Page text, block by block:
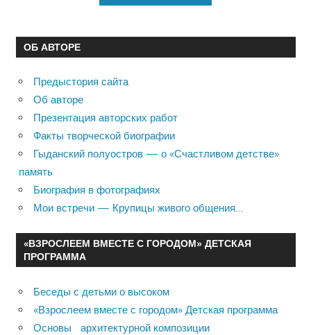
ОБ АВТОРЕ
Предыстория сайта
Об авторе
Презентация авторских работ
Факты творческой биографии
Гыданский полуостров — о «Счастливом детстве»
память
Биография в фотографиях
Мои встречи — Крупицы живого общения…
«ВЗРОСЛЕЕМ ВМЕСТЕ С ГОРОДОМ» ДЕТСКАЯ
ПРОГРАММА
Беседы с детьми о высоком
«Взрослеем вместе с городом» Детская программа
Основы архитектурной композиции